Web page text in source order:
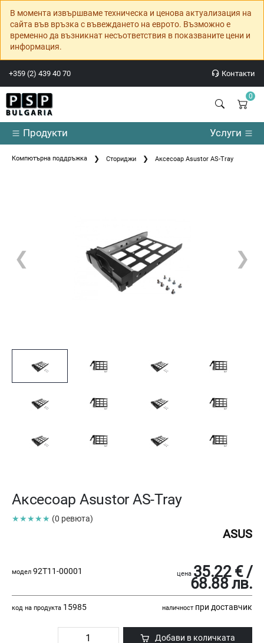
В момента извършваме техническа и ценова актуализация на
сайта във връзка с въвеждането на еврото. Възможно е
временно да възникнат несъответствия в показваните цени и
информация.
+359 (2) 439 40 70 Контакти
0
Продукти Услуги
Компютърна поддръжка Сториджи Аксесоар Asustor AS-Tray
❮ ❯
Аксесоар Asustor AS-Tray
★★★★★ (0 ревюта)
ASUS
модел 92T11-00001 цена 35.22 € /
68.88 лв.
код на продукта 15985 наличност при доставчик
Добави в количката